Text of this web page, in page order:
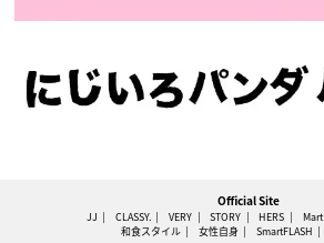
Official Site
JJ CLASSY. VERY STORY HERS Mart
和食スタイル
女性自身 SmartFLASH